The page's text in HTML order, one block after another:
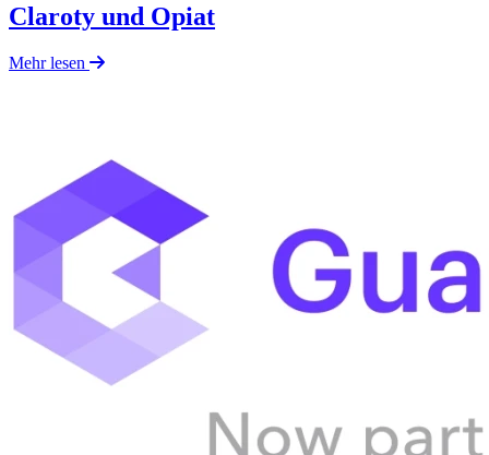
Claroty und Opiat
Mehr lesen